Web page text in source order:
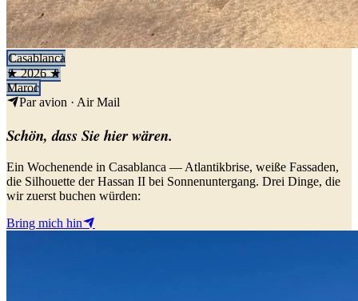
Casablanca
★ 2026 ★
Maroc
Par avion · Air Mail
Schön, dass Sie hier wären.
Ein Wochenende in Casablanca — Atlantikbrise, weiße Fassaden,
die Silhouette der Hassan II bei Sonnenuntergang. Drei Dinge, die
wir zuerst buchen würden:
Bring mich hin